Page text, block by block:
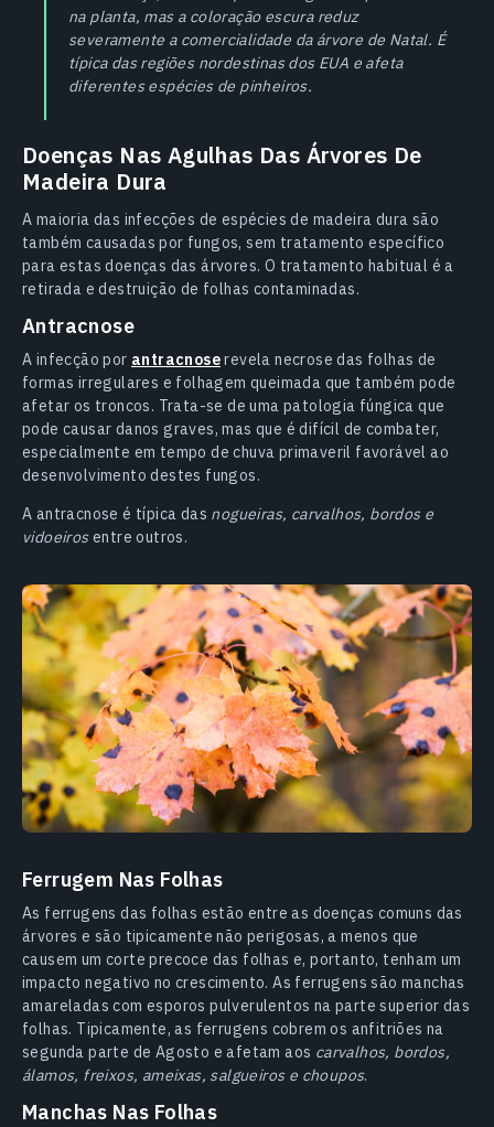
na planta, mas a coloração escura reduz
severamente a comercialidade da árvore de Natal. É
típica das regiões nordestinas dos EUA e afeta
diferentes espécies de pinheiros.
Doenças Nas Agulhas Das Árvores De
Madeira Dura
A maioria das infecções de espécies de madeira dura são
também causadas por fungos, sem tratamento específico
para estas doenças das árvores. O tratamento habitual é a
retirada e destruição de folhas contaminadas.
Antracnose
A infecção por antracnoserevela necrose das folhas de
formas irregulares e folhagem queimada que também pode
afetar os troncos. Trata-se de uma patologia fúngica que
pode causar danos graves, mas que é difícil de combater,
especialmente em tempo de chuva primaveril favorável ao
desenvolvimento destes fungos.
A antracnose é típica das nogueiras, carvalhos, bordos e
vidoeirosentre outros.
Ferrugem Nas Folhas
As ferrugens das folhas estão entre as doenças comuns das
árvores e são tipicamente não perigosas, a menos que
causem um corte precoce das folhas e, portanto, tenham um
impacto negativo no crescimento. As ferrugens são manchas
amareladas com esporos pulverulentos na parte superior das
folhas. Tipicamente, as ferrugens cobrem os anfitriões na
segunda parte de Agosto e afetam aos carvalhos, bordos,
álamos, freixos, ameixas, salgueiros e choupos.
Manchas Nas Folhas